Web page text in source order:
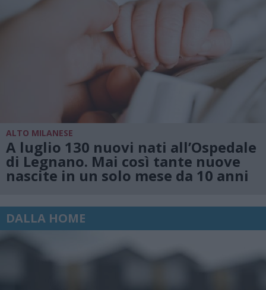
ALTO MILANESE
A luglio 130 nuovi nati all’Ospedale
di Legnano. Mai così tante nuove
nascite in un solo mese da 10 anni
DALLA HOME